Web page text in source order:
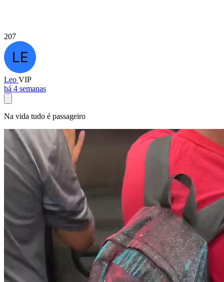
207
Leo VIP
há 4 semanas
Na vida tudo é passageiro